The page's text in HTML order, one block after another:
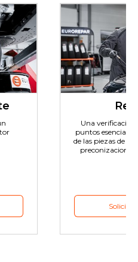
Una verificación
puntos
de las piezas de
preconizaciones